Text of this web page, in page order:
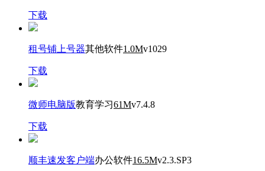
下载
租号铺上号器其他软件1.0Mv1029
下载
微师电脑版教育学习61Mv7.4.8
下载
顺丰速发客户端办公软件16.5Mv2.3.SP3